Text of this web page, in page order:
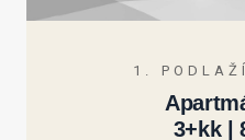
1.
3+kk |